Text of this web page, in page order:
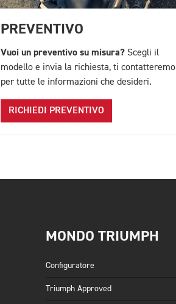
PREVENTIVO
Vuoi un preventivo su misura? Scegli il
modello e invia la richiesta, ti contatteremo
per tutte le informazioni che desideri.
RICHIEDI PREVENTIVO
MONDO TRIUMPH
Configuratore
Triumph Approved